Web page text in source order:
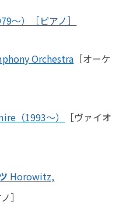
～）［ピアノ］
Orchestra ［オーケ
（1993～）
［ヴァイオ
Horowitz,
］